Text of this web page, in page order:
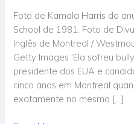
Foto de Kamala Harris do
School de 1981. Foto de
Inglês de Montreal /
Getty Images ‘Ela sofreu
presidente dos EUA e
cinco anos em Montreal
exatamente no mesmo […]
de
Kamala
Harris
em
relatórios
recentes
–